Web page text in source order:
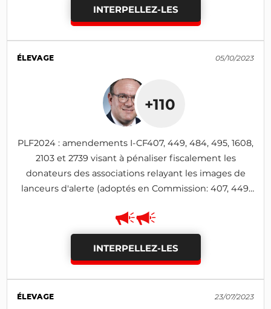
INTERPELLEZ-LES
ÉLEVAGE 05/10/2023
+110
PLF2024 : amendements I-CF407, 449, 484, 495, 1608,
2103 et 2739 visant à pénaliser fiscalement les
donateurs des associations relayant les images de
lanceurs d'alerte (adoptés en Commission: 407, 449,
INTERPELLEZ-LES
ÉLEVAGE 23/07/2023